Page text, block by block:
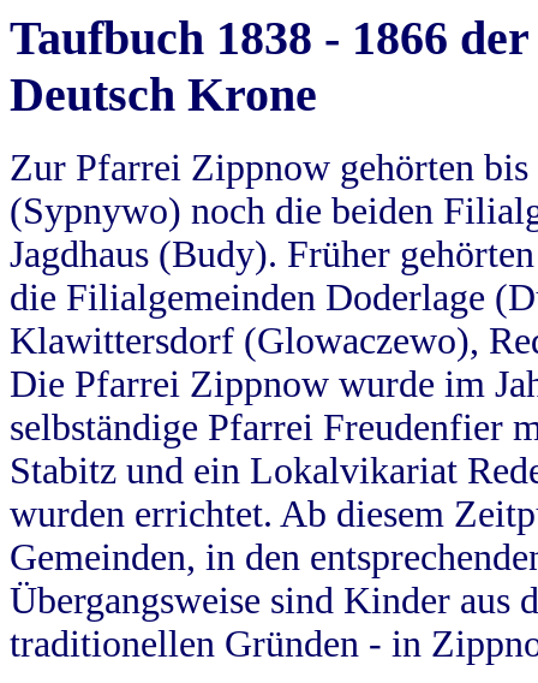
Taufbuch 1838 - 1866
Deutsch Krone
Zur Pfarrei Zippnow gehörten
(Sypnywo) noch die beiden
Jagdhaus (Budy). Früher
die Filialgemeinden Doderlage
Klawittersdorf (Glowaczewo),
Die Pfarrei Zippnow wurde im
selbständige Pfarrei Freudenfier
Stabitz und ein Lokalvikariat
wurden errichtet. Ab diesem
Gemeinden, in den
Übergangsweise sind Kinder aus
traditionellen Gründen - in